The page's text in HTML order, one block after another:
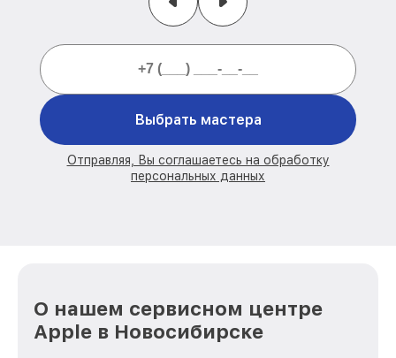
Выбрать мастера
Отправляя, Вы соглашаетесь на обработку
персональных данных
О нашем сервисном центре
Apple в Новосибирске